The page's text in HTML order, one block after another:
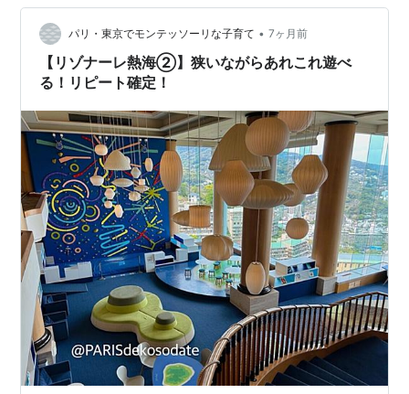
🌊 海とつながるような開放的な空間設計 🎨 エメラルド
グリーンを基調とした客室インテリア 🐡 下関らしさを感
じる遊び心あるモチーフ…
パリ・東京でモンテッソーリな子育て • 7ヶ月前
【リゾナーレ熱海②】狭いながらあれこれ遊べ
る！リピート確定！